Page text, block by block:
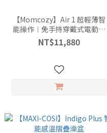
【Momcozy】Air 1 超輕薄智
能操作︱免手持穿戴式電動吸
襯墊)
NT$11,880